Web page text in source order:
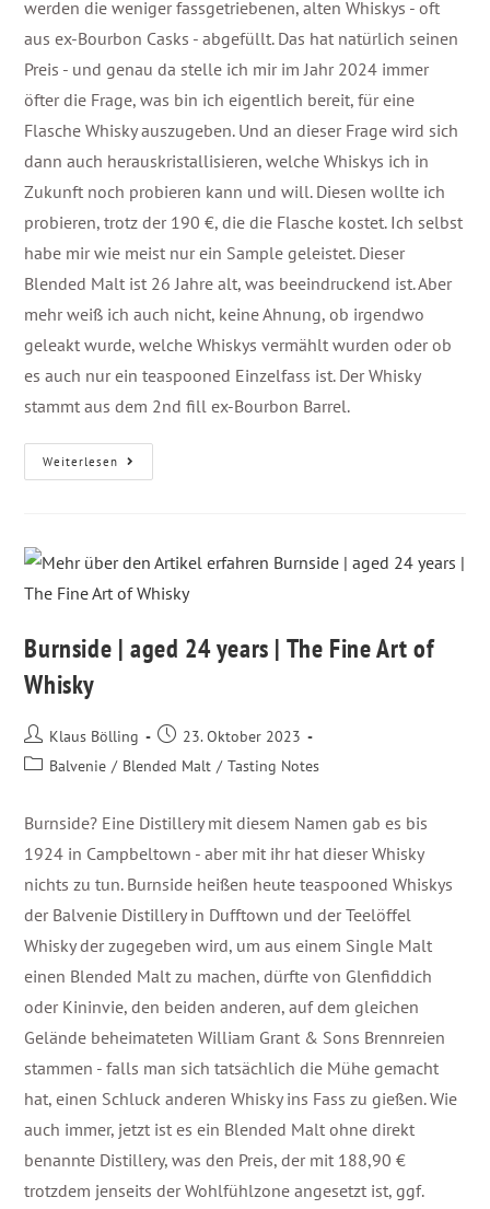
werden die weniger fassgetriebenen, alten Whiskys - oft
aus ex-Bourbon Casks - abgefüllt. Das hat natürlich seinen
Preis - und genau da stelle ich mir im Jahr 2024 immer
öfter die Frage, was bin ich eigentlich bereit, für eine
Flasche Whisky auszugeben. Und an dieser Frage wird sich
dann auch herauskristallisieren, welche Whiskys ich in
Zukunft noch probieren kann und will. Diesen wollte ich
probieren, trotz der 190 €, die die Flasche kostet. Ich selbst
habe mir wie meist nur ein Sample geleistet. Dieser
Blended Malt ist 26 Jahre alt, was beeindruckend ist. Aber
mehr weiß ich auch nicht, keine Ahnung, ob irgendwo
geleakt wurde, welche Whiskys vermählt wurden oder ob
es auch nur ein teaspooned Einzelfass ist. Der Whisky
stammt aus dem 2nd fill ex-Bourbon Barrel.
Weiterlesen
Burnside | aged 24 years | The Fine Art of
Whisky
Klaus Bölling
23. Oktober 2023
Balvenie / Blended Malt / Tasting Notes
Burnside? Eine Distillery mit diesem Namen gab es bis
1924 in Campbeltown - aber mit ihr hat dieser Whisky
nichts zu tun. Burnside heißen heute teaspooned Whiskys
der Balvenie Distillery in Dufftown und der Teelöffel
Whisky der zugegeben wird, um aus einem Single Malt
einen Blended Malt zu machen, dürfte von Glenfiddich
oder Kininvie, den beiden anderen, auf dem gleichen
Gelände beheimateten William Grant & Sons Brennreien
stammen - falls man sich tatsächlich die Mühe gemacht
hat, einen Schluck anderen Whisky ins Fass zu gießen. Wie
auch immer, jetzt ist es ein Blended Malt ohne direkt
benannte Distillery, was den Preis, der mit 188,90 €
trotzdem jenseits der Wohlfühlzone angesetzt ist, ggf.